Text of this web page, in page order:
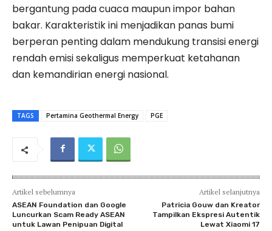
bergantung pada cuaca maupun impor bahan
bakar. Karakteristik ini menjadikan panas bumi
berperan penting dalam mendukung transisi energi
rendah emisi sekaligus memperkuat ketahanan
dan kemandirian energi nasional.
TAGS Pertamina Geothermal Energy PGE
Artikel sebelumnya
ASEAN Foundation dan Google
Luncurkan Scam Ready ASEAN
untuk Lawan Penipuan Digital
Artikel selanjutnya
Patricia Gouw dan Kreator
Tampilkan Ekspresi Autentik
Lewat Xiaomi 17